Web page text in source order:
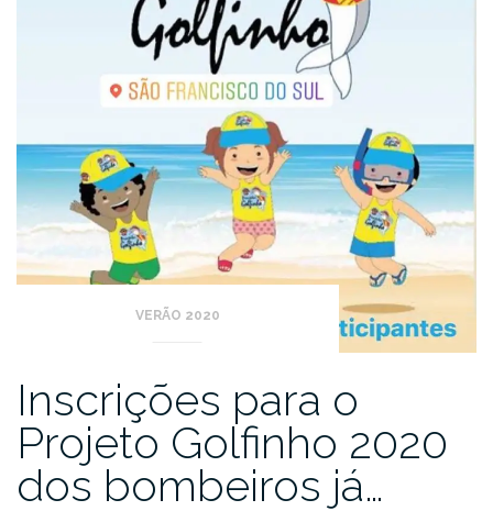
VERÃO 2020
Inscrições para o
Projeto Golfinho 2020
dos bombeiros já…